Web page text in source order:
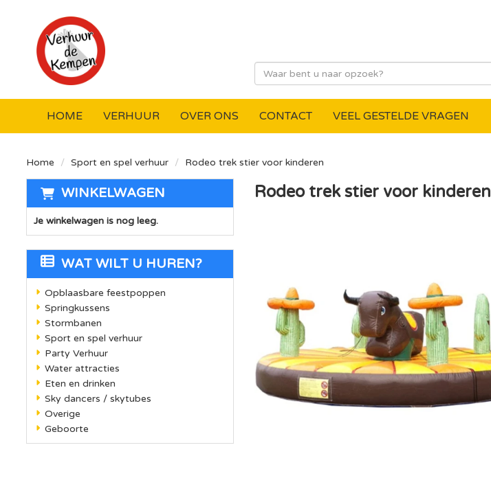
HOME VERHUUR OVER ONS CONTACT VEEL GESTELDE VRAGEN
Home Sport en spel verhuur Rodeo trek stier voor kinderen
WINKELWAGEN
Je winkelwagen is nog leeg.
WAT WILT U HUREN?
Opblaasbare feestpoppen
Springkussens
Stormbanen
Sport en spel verhuur
Party Verhuur
Water attracties
Eten en drinken
Sky dancers / skytubes
Overige
Geboorte
Rodeo trek stier voor kinderen